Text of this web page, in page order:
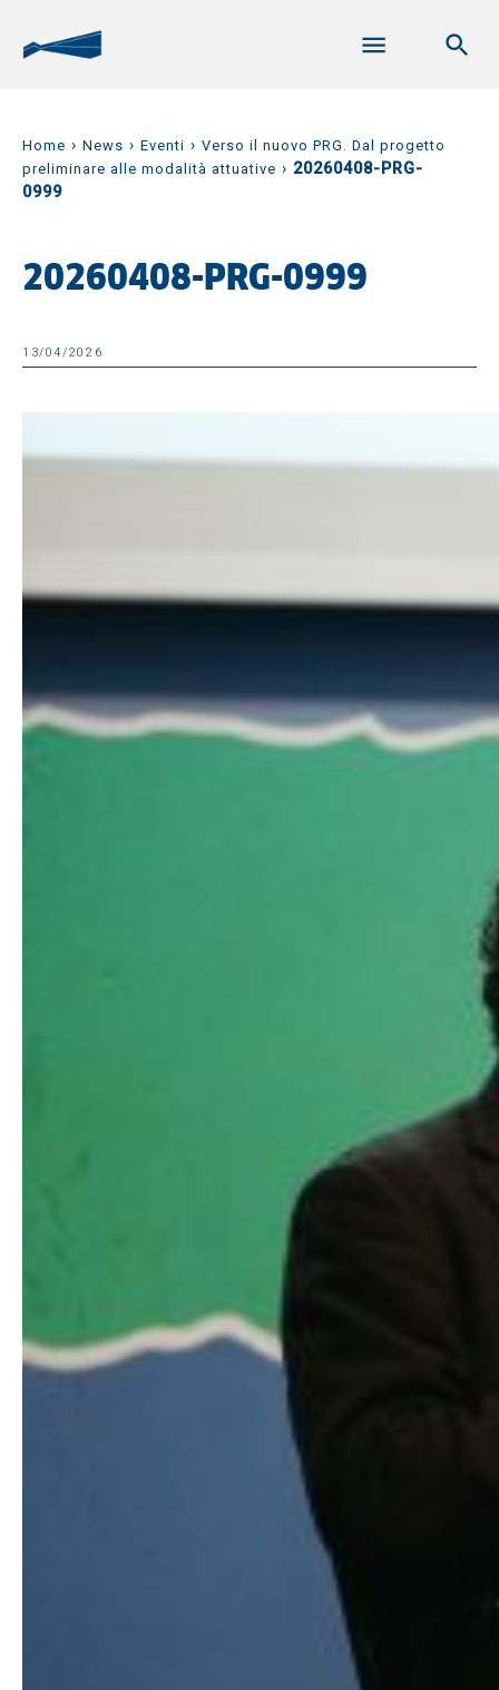
Home › News › Eventi › Verso il nuovo PRG. Dal progetto
preliminare alle modalità attuative › 20260408-PRG-
0999
20260408-PRG-0999
13/04/2026